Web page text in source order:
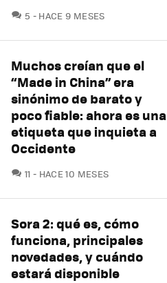
5 COMENTARIOS
HACE 9 MESES
Muchos creían que el
“Made in China” era
sinónimo de barato y
poco fiable: ahora es una
etiqueta que inquieta a
Occidente
11 COMENTARIOS
HACE 10 MESES
Sora 2: qué es, cómo
funciona, principales
novedades, y cuándo
estará disponible